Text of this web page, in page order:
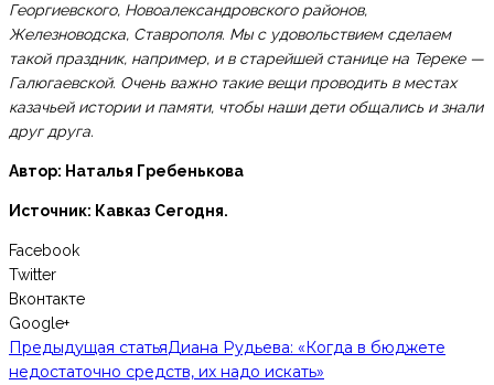
Георгиевского, Новоалександровского районов,
Железноводска, Ставрополя. Мы с удовольствием сделаем
такой праздник, например, и в старейшей станице на Тереке —
Галюгаевской. Очень важно такие вещи проводить в местах
казачьей истории и памяти, чтобы наши дети общались и знали
друг друга.
Автор: Наталья Гребенькова
Источник: Кавказ Сегодня.
Facebook
Twitter
Вконтакте
Google+
Предыдущая статьяДиана Рудьева: «Когда в бюджете
недостаточно средств, их надо искать»